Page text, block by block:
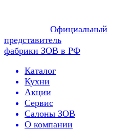
Официальный
представитель
фабрики ЗОВ в РФ
Каталог
Кухни
Акции
Сервис
Салоны ЗОВ
О компании